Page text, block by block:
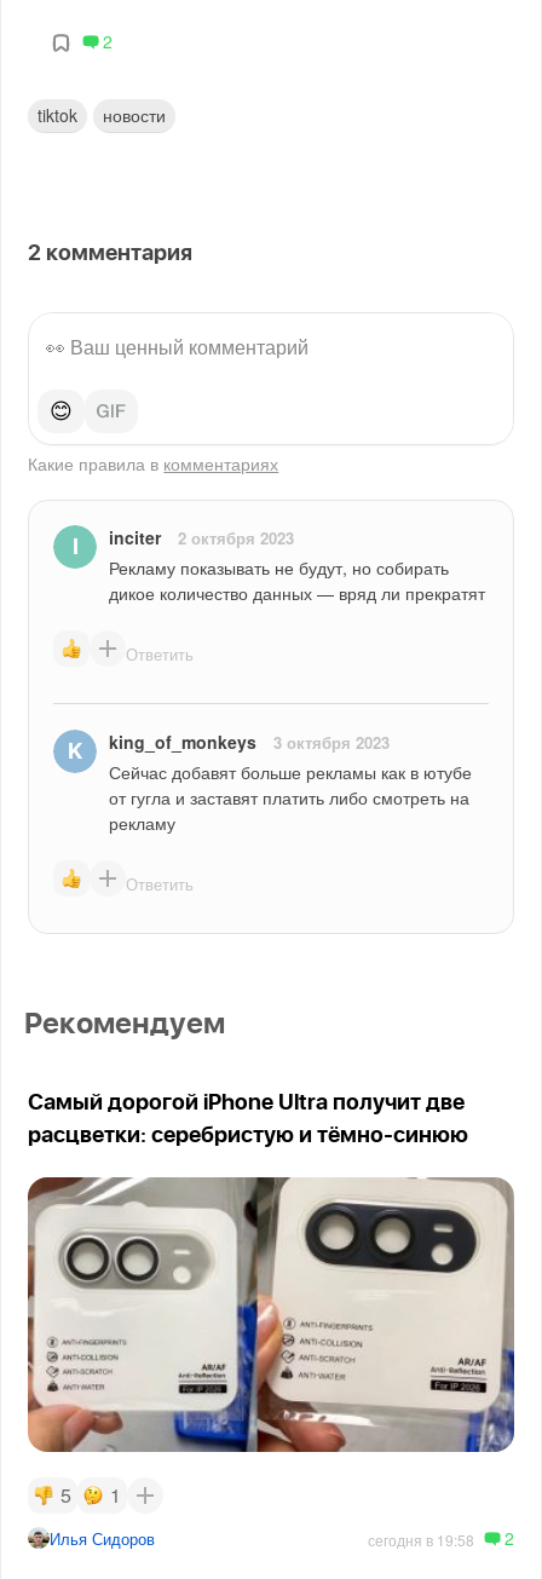
2
tiktok новости
2 комментария
😊
Какие правила в комментариях
inciter 2 октября 2023
Рекламу показывать не будут, но собирать
дикое количество данных — вряд ли прекратят
Ответить
king_of_monkeys 3 октября 2023
Сейчас добавят больше рекламы как в ютубе
от гугла и заставят платить либо смотреть на
рекламу
Ответить
Рекомендуем
Самый дорогой iPhone Ultra получит две
расцветки: серебристую и тёмно-синюю
5 1
Илья Сидоров сегодня в 19:58 2